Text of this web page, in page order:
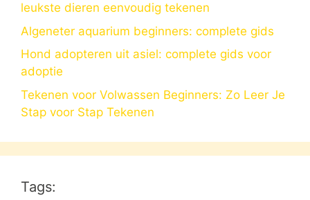
leukste dieren eenvoudig tekenen
Algeneter aquarium beginners: complete gids
Hond adopteren uit asiel: complete gids voor
adoptie
Tekenen voor Volwassen Beginners: Zo Leer Je
Stap voor Stap Tekenen
Tags: